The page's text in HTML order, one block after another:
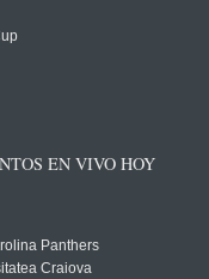
EN VIVO HOY
Panthers
Craiova